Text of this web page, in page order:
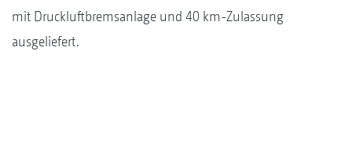
mit Druckluftbremsanlage und 40 km-Zulassung
ausgeliefert.